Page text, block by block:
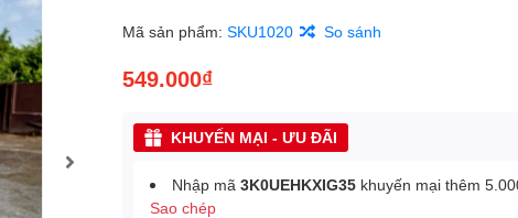
Mã sản phẩm:SKU1020 So sánh
549.000₫
KHUYẾN MẠI - ƯU ĐÃI
Nhập mã3K0UEHKXIG35 khuyến mại thêm
Sao chép